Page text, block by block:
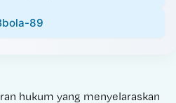
89
hukum yang menyelaraskan